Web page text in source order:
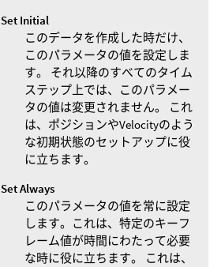
Set Initial
このデータを作成した時だけ、
このパラメータの値を設定しま
す。 それ以降のすべてのタイム
ステップ上では、このパラメー
タの値は変更されません。 これ
は、ポジションやVelocityのよう
な初期状態のセットアップに役
に立ちます。
Set Always
このパラメータの値を常に設定
します。これは、特定のキーフ
レーム値が時間にわたって必要
な時に役に立ちます。 これは、